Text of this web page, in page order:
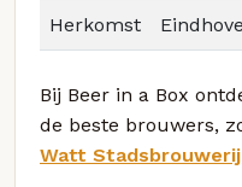
Herkomst
Bij Beer in a Box
de beste brouwers,
Watt Stadsbrouwerij